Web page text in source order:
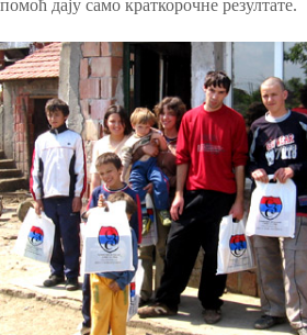
помоћ дају само краткорочне резултате.